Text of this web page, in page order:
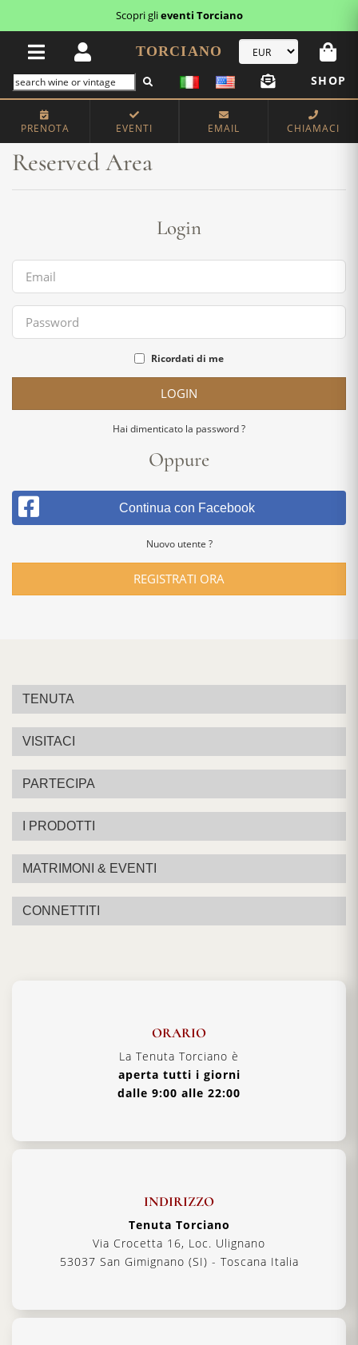
Scopri glieventi Torciano
TORCIANO
SHOP
PRENOTA EVENTI EMAIL CHIAMACI
Home Reserved Area
Reserved Area
Login
Ricordati di me
LOGIN
Hai dimenticato la password ?
Oppure
Continua con Facebook
Nuovo utente ?
REGISTRATI ORA
TENUTA
VISITACI
PARTECIPA
I PRODOTTI
MATRIMONI & EVENTI
CONNETTITI
ORARIO
La Tenuta Torciano è
aperta tutti i giorni
dalle 9:00 alle 22:00
INDIRIZZO
Tenuta Torciano
Via Crocetta 16, Loc. Ulignano
53037 San Gimignano (SI) - Toscana Italia